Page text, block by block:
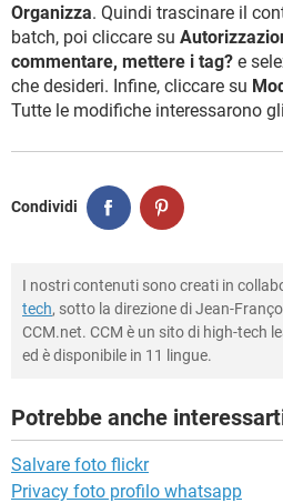
Organizza. Quindi trascinare il
batch, poi cliccare su
commentare, mettere i tag? e
che desideri. Infine, cliccare su
Tutte le modifiche interessarono
Condividi
I nostri contenuti sono creati in
tech, sotto la direzione di Jean-
CCM.net. CCM è un sito di high-tech
ed è disponibile in 11 lingue.
Potrebbe anche
Salvare foto flickr
Privacy foto profilo whatsapp